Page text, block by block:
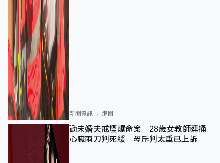
新聞資訊 港聞
勸未婚夫戒煙爆命案 28歲女教師連捅
心臟兩刀判死緩 母斥判太重已上訴